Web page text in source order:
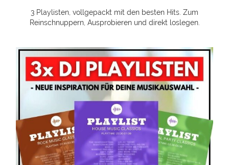
3 Playlisten, vollgepackt mit den besten Hits. Zum
Reinschnuppern, Ausprobieren und direkt loslegen.